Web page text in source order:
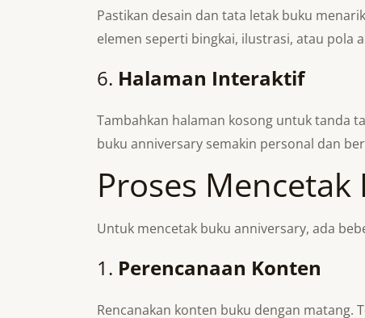
Pastikan desain dan tata letak buku
elemen seperti bingkai, ilustrasi, atau pola
6. Halaman Interaktif
Tambahkan halaman kosong untuk tanda
buku anniversary semakin personal dan
Proses
Untuk mencetak buku anniversary, ada
1. Perencanaan Konten
Rencanakan konten buku dengan matang.